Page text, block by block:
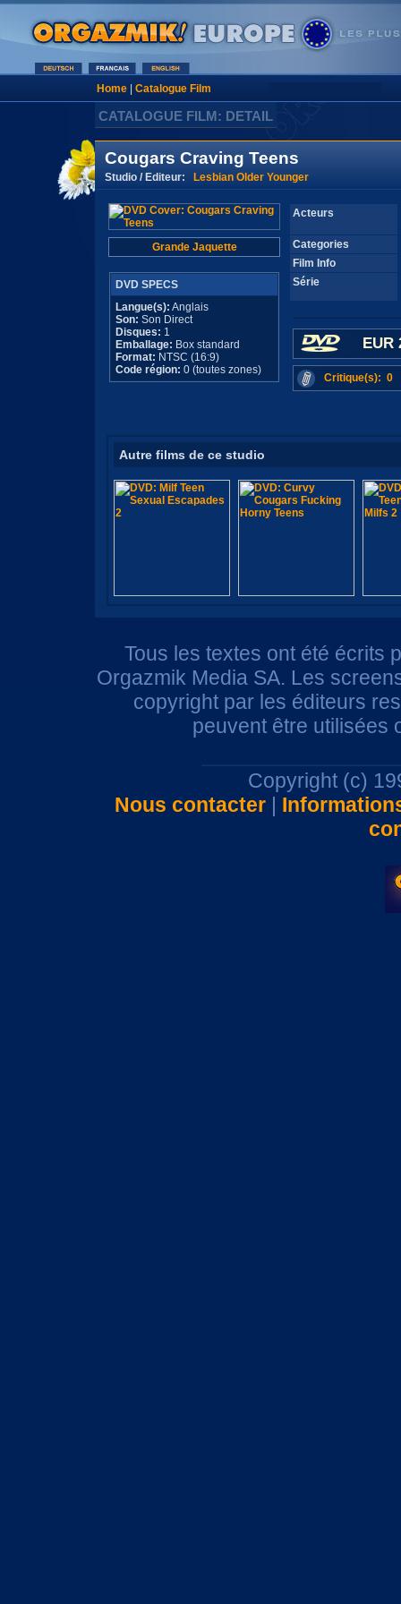
Home| Catalogue Film
CATALOGUE FILM: DETAIL
Cougars Craving Teens
Studio / Editeur: Lesbian Older Younger
Grande Jaquette
DVD SPECS
Langue(s): Anglais
Son: Son Direct
Disques: 1
Emballage: Box standard
Format: NTSC (16:9)
Code région: 0 (toutes zones)
Acteurs
Categories
Film Info
Série
EUR
Critique(s): 0
Autre films de ce studio
Tous les textes ont été écrits
Orgazmik Media SA. Les
copyright par les éditeurs
peuvent être utilisées
Copyright (c)
Nous contacter|